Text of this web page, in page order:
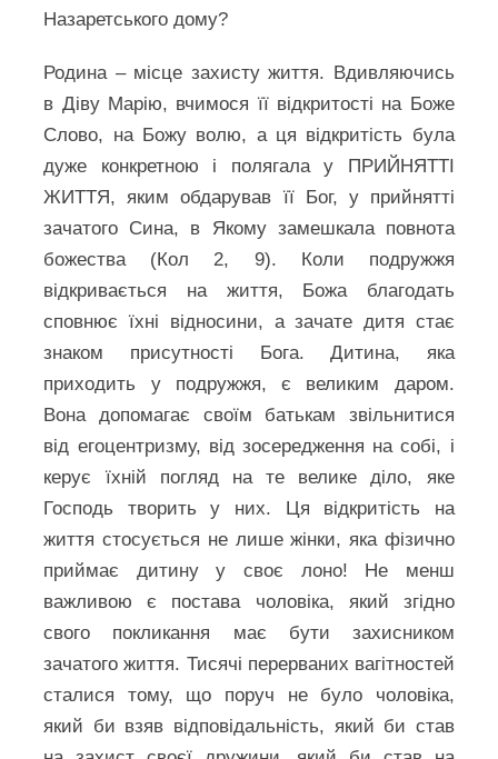
Назаретського дому?
Родина – місце захисту життя. Вдивляючись
в Діву Марію, вчимося її відкритості на Боже
Слово, на Божу волю, а ця відкритість була
дуже конкретною і полягала у ПРИЙНЯТТІ
ЖИТТЯ, яким обдарував її Бог, у прийнятті
зачатого Сина, в Якому замешкала повнота
божества (Кол 2, 9). Коли подружжя
відкривається на життя, Божа благодать
сповнює їхні відносини, а зачате дитя стає
знаком присутності Бога. Дитина, яка
приходить у подружжя, є великим даром.
Вона допомагає своїм батькам звільнитися
від егоцентризму, від зосередження на собі, і
керує їхній погляд на те велике діло, яке
Господь творить у них. Ця відкритість на
життя стосується не лише жінки, яка фізично
приймає дитину у своє лоно! Не менш
важливою є постава чоловіка, який згідно
свого покликання має бути захисником
зачатого життя. Тисячі перерваних вагітностей
сталися тому, що поруч не було чоловіка,
який би взяв відповідальність, який би став